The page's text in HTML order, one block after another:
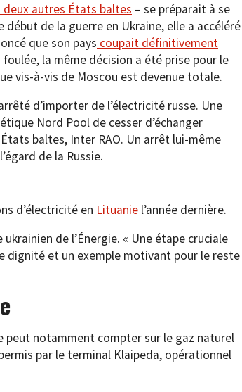
deux autres États baltes – se préparait à se
de la guerre en Ukraine, elle a accéléré
que son pays coupait définitivement
foulée, la même décision a été prise pour le
vis-à-vis de Moscou est devenue totale.
d’importer de l’électricité russe. Une
Nord Pool de cesser d’échanger
baltes, Inter RAO. Un arrêt lui-même
de la Russie.
d’électricité en Lituanie l’année dernière.
de l’Énergie. « Une étape cruciale
dignité et un exemple motivant pour le reste
peut notamment compter sur le gaz naturel
par le terminal Klaipeda, opérationnel